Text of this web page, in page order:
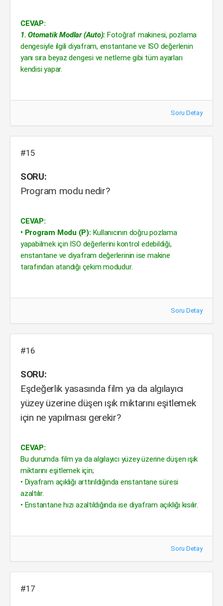
CEVAP:
1. Otomatik Modlar (Auto): Fotoğraf makinesi, pozlama
dengesiyle ilgili diyafram, enstantane ve ISO değerlenin
yanı sıra beyaz dengesi ve netleme gibi tüm ayarları
kendisi yapar.
Soru Detay
#15
SORU:
Program modu nedir?
CEVAP:
• Program Modu (P): Kullanıcının doğru pozlama
yapabilmek için ISO değerlerini kontrol edebildiği,
enstantane ve diyafram değerlerinin ise makine
tarafından atandığı çekim modudur.
Soru Detay
#16
SORU:
Eşdeğerlik yasasında film ya da algılayıcı
yüzey üzerine düşen ışık miktarını eşitlemek
için ne yapılması gerekir?
CEVAP:
Bu durumda film ya da algılayıcı yüzey üzerine düşen ışık
miktarını eşitlemek için;
• Diyafram açıklığı arttırıldığında enstantane süresi
azaltılır.
• Enstantane hızı azaltıldığında ise diyafram açıklığı kısılır.
Soru Detay
#17